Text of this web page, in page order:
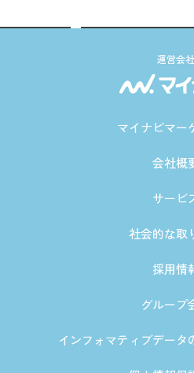
運営会社
マイナビマー
会社概
サービ
社会的な取
採用情
グループ
インフォマティブデータ